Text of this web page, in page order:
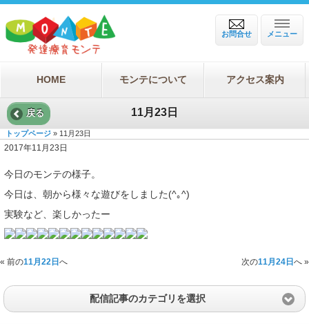
メニュー
お問合せ
HOME モンテについて アクセス案内
戻る 11月23日
トップページ » 11月23日
2017年11月23日
今日のモンテの様子。
今日は、朝から様々な遊びをしました(^｡^)
実験など、楽しかったー
« 前の11月22日 へ 次の11月24日 へ »
配信記事のカテゴリを選択